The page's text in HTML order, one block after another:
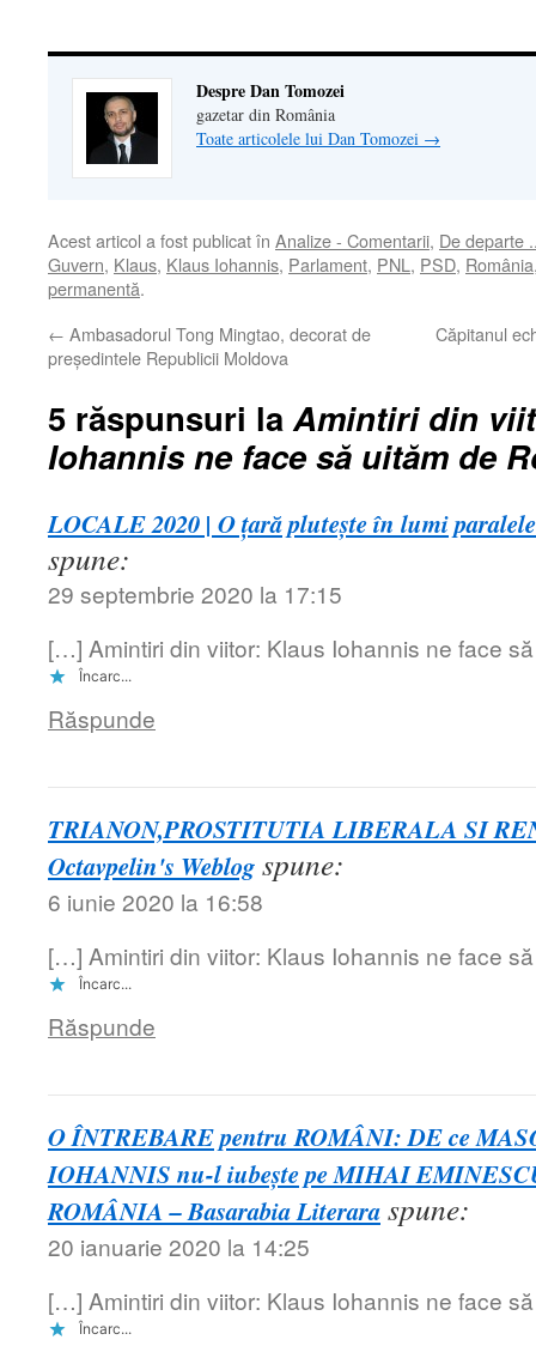
Despre Dan Tomozei
gazetar din România
Toate articolele lui Dan Tomozei →
Acest articol a fost publicat în Analize - Comentarii, De departe
Guvern, Klaus, Klaus Iohannis, Parlament, PNL , PSD, România
permanentă.
← Ambasadorul Tong Mingtao, decorat de
președintele Republicii Moldova
Căpitanul
5 răspunsuri laAmintiri din
Iohannis ne face să uităm de
LOCALE 2020 | O țară plutește în lumi
spune:
29 septembrie 2020 la 17:15
[…] Amintiri din viitor: Klaus Iohannis ne face
Încarc...
Răspunde
TRIANON,PROSTITUTIA LIBERALA SI
Octavpelin's Weblog spune:
6 iunie 2020 la 16:58
[…] Amintiri din viitor: Klaus Iohannis ne face
Încarc...
Răspunde
O ÎNTREBARE pentru ROMÂNI: DE ce
IOHANNIS nu-l iubește pe MIHAI
ROMÂNIA – Basarabia Literara spune:
20 ianuarie 2020 la 14:25
[…] Amintiri din viitor: Klaus Iohannis ne face
Încarc...